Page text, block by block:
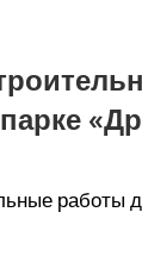
работы